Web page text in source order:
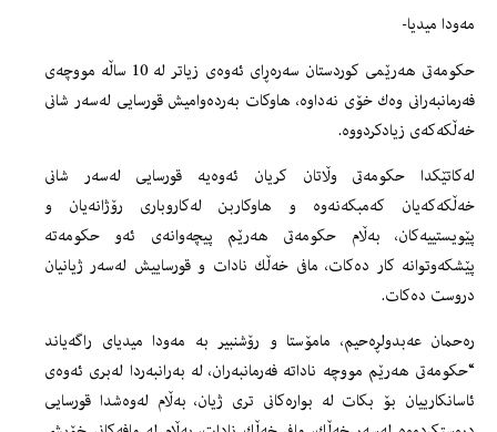
مه‌ودا میدیا-
حكومه‌تى هه‌رێمى كوردستان سه‌ره‌ڕاى ئه‌وه‌ى زیاتر له‌ 10 ساڵه‌ مووچه‌ى
فه‌رمانبه‌رانى وه‌ك خۆى نه‌داوه‌، هاوكات به‌رده‌وامیش قورسایی له‌سه‌ر شانى
خه‌ڵكه‌كه‌ى زیادكردووه‌.
له‌كاتێكدا حكومه‌تى وڵاتان كریان ئه‌وه‌یه‌ قورسایی له‌سه‌ر شانى
خه‌ڵكه‌كه‌یان كه‌مبكه‌نه‌وه‌ و هاوكاربن له‌كاروبارى رۆژانه‌یان و
پێویستییه‌كان، به‌ڵام حكومه‌تى هه‌رێم پیچه‌وانه‌ى ئه‌و حكومه‌ته‌
پێشكه‌وتوانه‌ كار ده‌كات، مافى خه‌ڵك نادات و قورساییش له‌سه‌ر ژیانیان
دروست ده‌كات.
ره‌حمان عه‌بدولڕه‌حیم، مامۆستا و رۆشنبیر به‌ مه‌ودا میدیاى راگه‌یاند
“حكومه‌تى هه‌رێم مووچه‌ ناداته‌ فه‌رمانبه‌ران، له‌ به‌رانبه‌ردا له‌برى ئه‌وه‌ى
ئاسانكارییان بۆ بكات له‌ بواره‌كانى ترى ژیان، به‌ڵام له‌وه‌شدا قورسایی